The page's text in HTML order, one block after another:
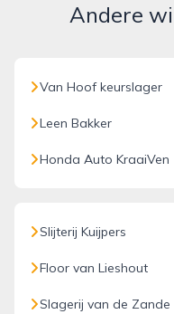
Andere
Van Hoof keurslager
Leen Bakker
Honda Auto KraaiVen
Slijterij Kuijpers
Floor van Lieshout
Slagerij van de Zande